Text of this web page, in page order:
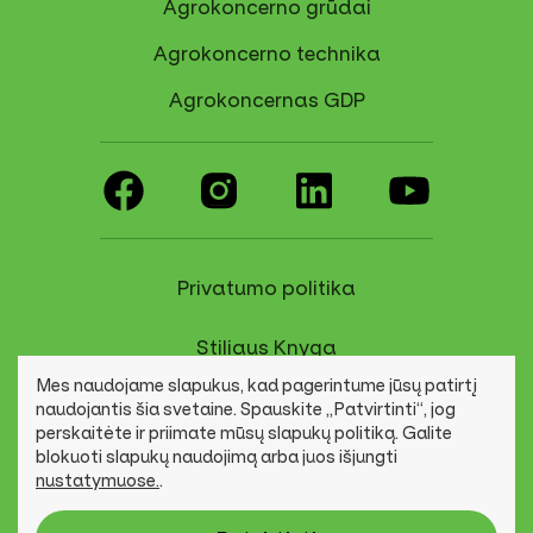
info@agrokoncernas.lt
Rekvizitai
Burbiškio agroserviso
kooperatyvas
Pagraužių g. 28 a., Burbiškis, Anykščių r.
+370 616 29970
Agrokoncerno grūdai
Agrokoncerno technika
Agrokoncernas GDP
Privatumo politika
Stiliaus Knyga
Pranešimų kanalas
Mes naudojame slapukus, kad pagerintume jūsų patirtį
naudojantis šia svetaine. Spauskite „Patvirtinti“, jog
perskaitėte ir priimate mūsų slapukų politiką. Galite
blokuoti slapukų naudojimą arba juos išjungti
nustatymuose..